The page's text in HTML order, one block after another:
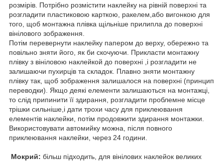
розмірів. Потрібно розмістити наклейку на рівній поверхні та
розгладити пластиковою карткою, ракелем,або вигонкою для
того, щоб монтажна плівка щільніше прилипла до поверхні
вінілового зображення.
Потім перевернути наклейку папером до верху, обережно та
повільно зняти його, як би скочуючи. Прикласти монтажну
плівку з вініловою наклейкой до поверхні ,і розгладити не
залишаючи пухирців та складок. Плавно зняти монтажну
плівку так, щоб зображення залишалося на поверхні (принцип
переводки). Якщо деякі елементи залишаються на монтажці,
то слід припинити її здирання, розгладити проблемне місце
трішки сильніше,і дати трохи часу для приклеювання
елементів наклейки, потім продовжити здирання монтажки.
Використовувати автомийку можна, після повного
приклеювання наклейки, через 24 години.
Мокрий: більш підходить, для вінілових наклейок великих